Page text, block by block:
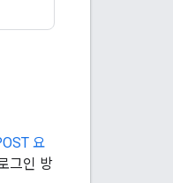
요
그인 방